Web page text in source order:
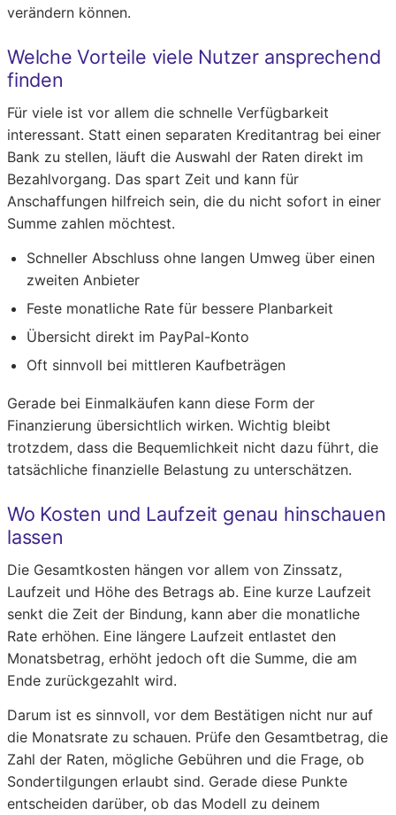
verändern können.
Welche Vorteile viele Nutzer ansprechend
finden
Für viele ist vor allem die schnelle Verfügbarkeit
interessant. Statt einen separaten Kreditantrag bei einer
Bank zu stellen, läuft die Auswahl der Raten direkt im
Bezahlvorgang. Das spart Zeit und kann für
Anschaffungen hilfreich sein, die du nicht sofort in einer
Summe zahlen möchtest.
Schneller Abschluss ohne langen Umweg über einen
zweiten Anbieter
Feste monatliche Rate für bessere Planbarkeit
Übersicht direkt im PayPal-Konto
Oft sinnvoll bei mittleren Kaufbeträgen
Gerade bei Einmalkäufen kann diese Form der
Finanzierung übersichtlich wirken. Wichtig bleibt
trotzdem, dass die Bequemlichkeit nicht dazu führt, die
tatsächliche finanzielle Belastung zu unterschätzen.
Wo Kosten und Laufzeit genau hinschauen
lassen
Die Gesamtkosten hängen vor allem von Zinssatz,
Laufzeit und Höhe des Betrags ab. Eine kurze Laufzeit
senkt die Zeit der Bindung, kann aber die monatliche
Rate erhöhen. Eine längere Laufzeit entlastet den
Monatsbetrag, erhöht jedoch oft die Summe, die am
Ende zurückgezahlt wird.
Darum ist es sinnvoll, vor dem Bestätigen nicht nur auf
die Monatsrate zu schauen. Prüfe den Gesamtbetrag, die
Zahl der Raten, mögliche Gebühren und die Frage, ob
Sondertilgungen erlaubt sind. Gerade diese Punkte
entscheiden darüber, ob das Modell zu deinem